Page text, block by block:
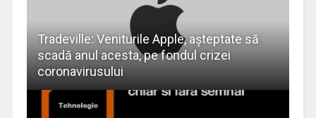
Tradeville: Veniturile Apple, așteptate să
scadă anul acesta, pe fondul crizei
coronavirusului